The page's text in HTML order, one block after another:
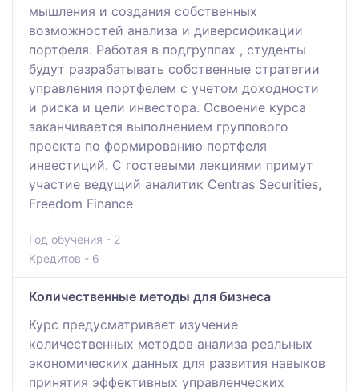
мышления и создания собственных
возможностей анализа и диверсификации
портфеля. Работая в подгруппах , студенты
будут разрабатывать собственные стратегии
управления портфелем с учетом доходности
и риска и цели инвестора. Освоение курса
заканчивается выполнением группового
проекта по формированию портфеля
инвестиций. С гостевыми лекциями примут
участие ведущий аналитик Centras Securities,
Freedom Finance
Год обучения - 2
Кредитов - 6
Количественные методы для бизнеса
Курс предусматривает изучение
количественных методов анализа реальных
экономических данных для развития навыков
принятия эффективных управленческих